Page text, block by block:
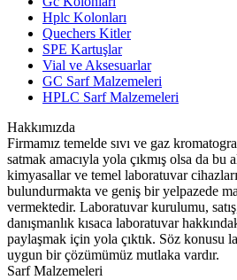
Hplc Kolonları
Quechers Kitler
SPE Kartuşlar
Vial ve Aksesuarlar
GC Sarf Malzemeleri
HPLC Sarf Malzemeleri
Hakkımızda
Firmamız temelde sıvı ve gaz
satmak amacıyla yola çıkmış olsa da bu
kimyasallar ve temel laboratuvar
bulundurmakta ve geniş bir yelpazede
vermektedir. Laboratuvar kurulumu,
danışmanlık kısaca laboratuvar
paylaşmak için yola çıktık. Söz konusu
uygun bir çözümümüz mutlaka vardır.
Sarf Malzemeleri